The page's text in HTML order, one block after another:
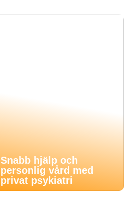
Snabb hjälp och
personlig vård med
privat psykiatri